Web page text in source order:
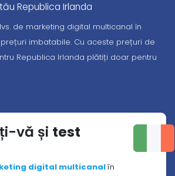
Republica Irlanda
de marketing digital multicanal în
imbatabile. Cu aceste prețuri de
Republica Irlanda plătiți doar pentru
vă și test
digital multicanalîn